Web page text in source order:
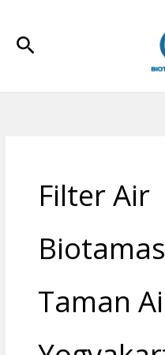
konten
Cari
Filter Air
Taman